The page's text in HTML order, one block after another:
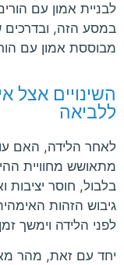
במסע הזה, ובדרכים
מבוססת אמון עם
השינויים אצל
ללביאה
לאחר הלידה, האם
מתאושש מחוויית
בלבול, חוסר
גיבוש הזהות
לפני הלידה וימשך
יחד עם זאת, מהר